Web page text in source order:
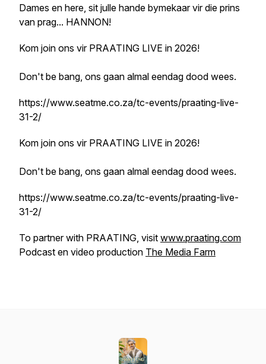
Dames en here, sit julle hande bymekaar vir die prins
van prag... HANNON!
Kom join ons vir PRAATING LIVE in 2026!
Don't be bang, ons gaan almal eendag dood wees.
https://www.seatme.co.za/tc-events/praating-live-
31-2/
Kom join ons vir PRAATING LIVE in 2026!
Don't be bang, ons gaan almal eendag dood wees.
https://www.seatme.co.za/tc-events/praating-live-
31-2/
To partner with PRAATING, visit www.praating.com
Podcast en video production The Media Farm